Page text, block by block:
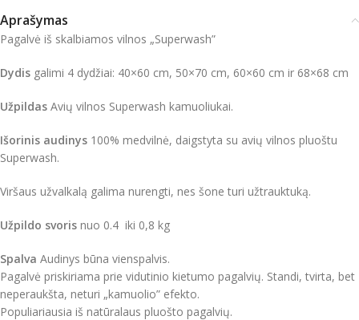
Aprašymas
Pagalvė iš skalbiamos vilnos „Superwash”
Dydis galimi 4 dydžiai: 40×60 cm, 50×70 cm, 60×60 cm ir 68×68 cm
Užpildas Avių vilnos Superwash kamuoliukai.
Išorinis audinys 100% medvilnė, daigstyta su avių vilnos pluoštu
Superwash.
Viršaus užvalkalą galima nurengti, nes šone turi užtrauktuką.
Užpildo svoris nuo 0.4 iki 0,8 kg
Spalva Audinys būna vienspalvis.
Pagalvė priskiriama prie vidutinio kietumo pagalvių. Standi, tvirta, bet
neperaukšta, neturi „kamuolio” efekto.
Populiariausia iš natūralaus pluošto pagalvių.